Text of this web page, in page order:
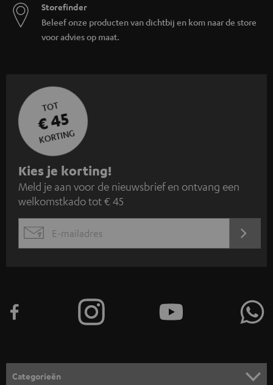
Storefinder
Beleef onze producten van dichtbij en kom naar de store
voor advies op maat.
TOT
€ 45
KORTING
A
a
n
m
e
n
o
Kies je korting!
Meld je aan voor de nieuwsbrief en ontvang een
welkomstkado tot € 45
EMAIL
Categorieën